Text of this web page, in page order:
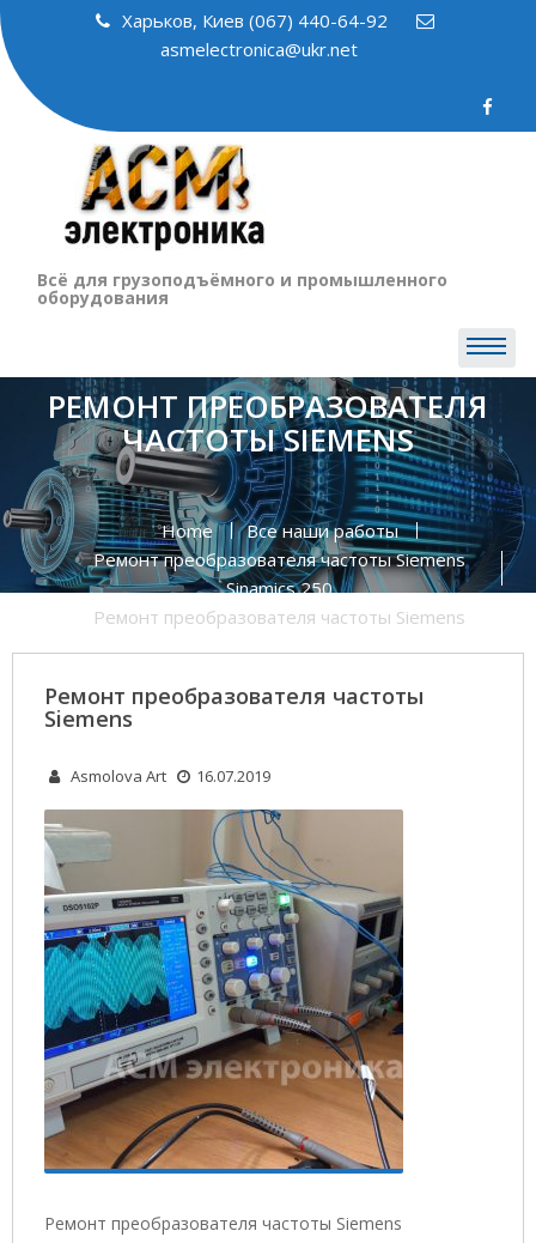
Skip
to
content
Харьков, Киев (067) 440-64-92
asmelectronica@ukr.net
Всё для грузоподъёмного и промышленного
оборудования
РЕМОНТ ПРЕОБРАЗОВАТЕЛЯ
ЧАСТОТЫ SIEMENS
Home
Все наши работы
Ремонт преобразователя частоты Siemens
Sinamics 250
Ремонт преобразователя частоты Siemens
Ремонт преобразователя частоты
Siemens
Asmolova Art 16.07.2019
Ремонт преобразователя частоты Siemens